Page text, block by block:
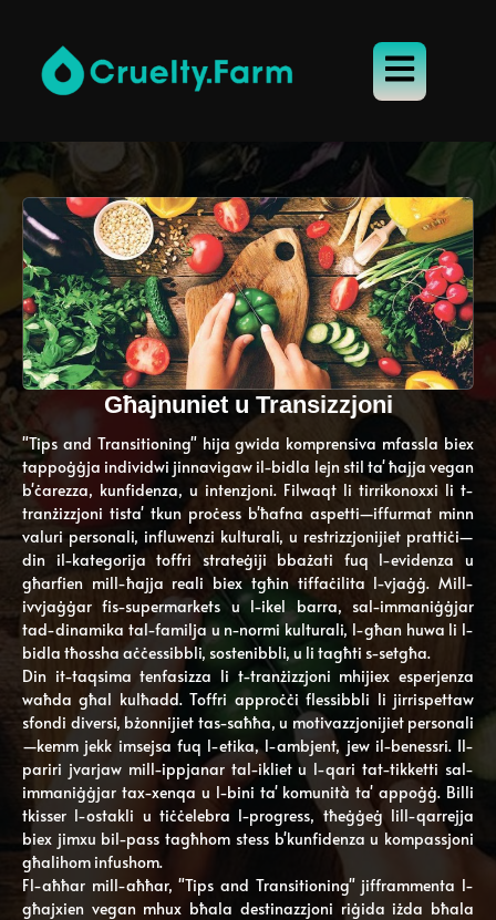
Għajnuniet u Transizzjoni
"Tips and Transitioning" hija gwida komprensiva mfassla biex
tappoġġja individwi jinnavigaw il-bidla lejn stil ta' ħajja vegan
b'ċarezza, kunfidenza, u intenzjoni. Filwaqt li tirrikonoxxi li t-
tranżizzjoni tista' tkun proċess b'ħafna aspetti—iffurmat minn
valuri personali, influwenzi kulturali, u restrizzjonijiet prattiċi—
din il-kategorija toffri strateġiji bbażati fuq l-evidenza u
għarfien mill-ħajja reali biex tgħin tiffaċilita l-vjaġġ. Mill-
ivvjaġġar fis-supermarkets u l-ikel barra, sal-immaniġġjar
tad-dinamika tal-familja u n-normi kulturali, l-għan huwa li l-
bidla tħossha aċċessibbli, sostenibbli, u li tagħti s-setgħa.
Din it-taqsima tenfasizza li t-tranżizzjoni mhijiex esperjenza
waħda għal kulħadd. Toffri approċċi flessibbli li jirrispettaw
sfondi diversi, bżonnijiet tas-saħħa, u motivazzjonijiet personali
—kemm jekk imsejsa fuq l-etika, l-ambjent, jew il-benessri. Il-
pariri jvarjaw mill-ippjanar tal-ikliet u l-qari tat-tikketti sal-
immaniġġjar tax-xenqa u l-bini ta' komunità ta' appoġġ. Billi
tkisser l-ostakli u tiċċelebra l-progress, tħeġġeġ lill-qarrejja
biex jimxu bil-pass tagħhom stess b'kunfidenza u kompassjoni
għalihom infushom.
Fl-aħħar mill-aħħar, "Tips and Transitioning" jifframmenta l-
għajxien vegan mhux bħala destinazzjoni riġida iżda bħala